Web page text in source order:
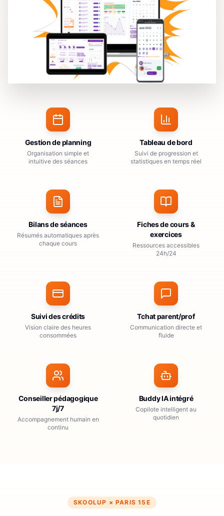
Gestion de planning
Organisation simple et
intuitive des séances
Tableau de bord
Suivi de progression et
statistiques en temps réel
Bilans de séances
Résumés automatiques après
chaque cours
Fiches de cours &
exercices
Ressources accessibles
24h/24
Suivi des crédits
Vision claire des heures
consommées
Tchat parent/prof
Communication directe et
fluide
Conseiller pédagogique
7j/7
Accompagnement humain en
continu
Buddy IA intégré
Copilote intelligent au
quotidien
SKOOLUP ×PARIS 15E